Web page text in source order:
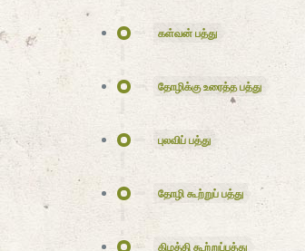
கள்வன் பத்து
தோழிக்கு உரைத்த பத்து
புலவிப் பத்து
தோழி கூற்றுப் பத்து
கிழத்தி கூற்றுப்பத்து